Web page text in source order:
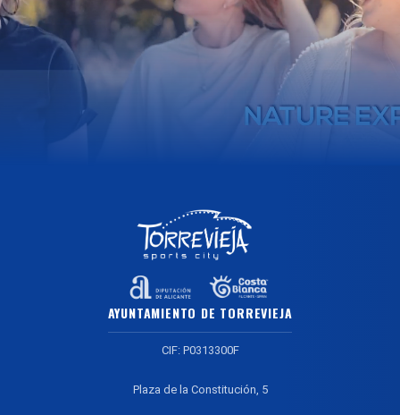
AYUNTAMIENTO DE TORREVIEJA
CIF: P0313300F
Plaza de la Constitución, 5